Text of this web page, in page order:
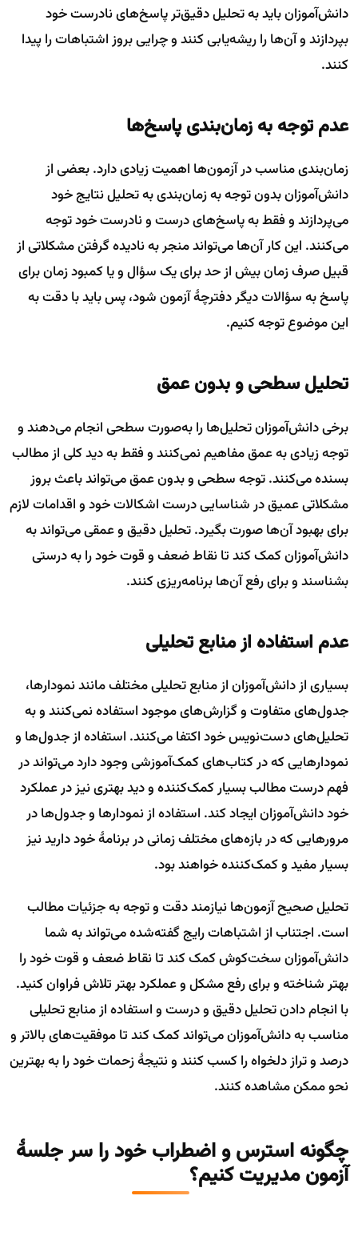
دانش‌آموزان باید به تحلیل دقیق‌تر پاسخ‌های نادرست خود
بپردازند و آن‌ها را ریشه‌یابی کنند و چرایی بروز اشتباهات را پیدا
کنند.
عدم توجه به زمان‌بندی پاسخ‌ها
زمان‌بندی مناسب در آزمون‌ها اهمیت زیادی دارد. بعضی از
دانش‌آموزان بدون توجه به زمان‌بندی به تحلیل نتایج خود
می‌پردازند و فقط به پاسخ‌های درست و نادرست خود توجه
می‌کنند. این کار آن‌ها می‌تواند منجر به نادیده گرفتن مشکلاتی از
قبیل صرف زمان بیش از حد برای یک سؤال و یا کمبود زمان برای
پاسخ به سؤالات دیگر دفترچهٔ آزمون شود، پس باید با دقت به
این موضوع توجه کنیم.
تحلیل سطحی و بدون عمق
برخی دانش‌آموزان تحلیل‌ها را به‌صورت سطحی انجام می‌دهند و
توجه زیادی به عمق مفاهیم نمی‌کنند و فقط به دید کلی از مطالب
بسنده می‌کنند. توجه سطحی و بدون عمق می‌تواند باعث بروز
مشکلاتی عمیق در شناسایی درست اشکالات خود و اقدامات لازم
برای بهبود آن‌ها صورت بگیرد. تحلیل دقیق و عمقی می‌تواند به
دانش‌آموزان کمک کند تا نقاط ضعف و قوت خود را به درستی
بشناسند و برای رفع آن‌ها برنامه‌ریزی کنند.
عدم استفاده از منابع تحلیلی
بسیاری از دانش‌آموزان از منابع تحلیلی مختلف مانند نمودارها،
جدول‌های متفاوت و گزارش‌های موجود استفاده نمی‌کنند و به
تحلیل‌های دست‌نویس خود اکتفا می‌کنند. استفاده از جدول‌ها و
نمودارهایی که در کتاب‌های کمک‌آموزشی وجود دارد می‌تواند در
فهم درست مطالب بسیار کمک‌کننده و دید بهتری نیز در عملکرد
خود دانش‌آموزان ایجاد کند. استفاده از نمودارها و جدول‌ها در
مرورهایی که در بازه‌های مختلف زمانی در برنامهٔ خود دارید نیز
بسیار مفید و کمک‌کننده خواهند بود.
تحلیل صحیح آزمون‌ها نیازمند دقت و توجه به جزئیات مطالب
است. اجتناب از اشتباهات رایج گفته‌شده می‌تواند به شما
دانش‌آموزان سخت‌کوش کمک کند تا نقاط ضعف و قوت خود را
بهتر شناخته و برای رفع مشکل و عملکرد بهتر تلاش فراوان کنید.
با انجام دادن تحلیل دقیق و درست و استفاده از منابع تحلیلی
مناسب به دانش‌آموزان می‌تواند کمک کند تا موفقیت‌های بالاتر و
درصد و تراز دلخواه را کسب کنند و نتیجهٔ زحمات خود را به بهترین
نحو ممکن مشاهده کنند.
چگونه استرس و اضطراب خود را سر جلسهٔ
آزمون مدیریت کنیم؟